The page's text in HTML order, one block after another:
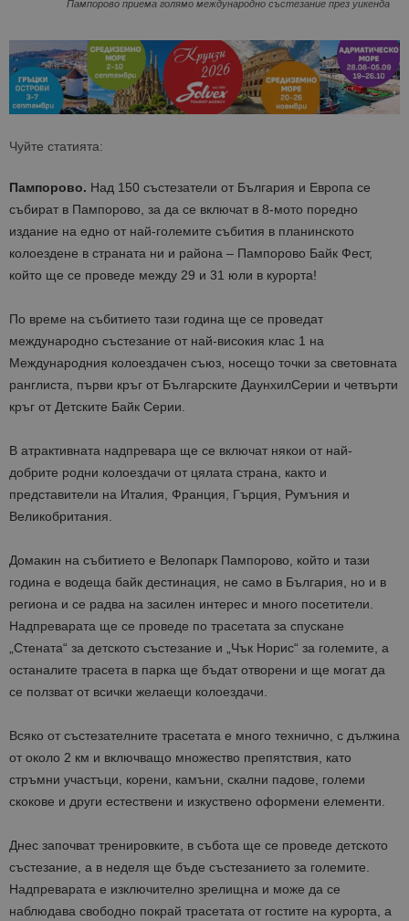
Пампорово приема голямо международно състезание през уикенда
Чуйте статията:
Пампорово. Над 150 състезатели от България и Европа се
събират в Пампорово, за да се включат в 8-мото поредно
издание на едно от най-големите събития в планинското
колоездене в страната ни и района – Пампорово Байк Фест,
който ще се проведе между 29 и 31 юли в курорта!
По време на събитието тази година ще се проведат
международно състезание от най-високия клас 1 на
Международния колоездачен съюз, носещо точки за световната
ранглиста, първи кръг от Българските ДаунхилСерии и четвърти
кръг от Детските Байк Серии.
В атрактивната надпревара ще се включат някои от най-
добрите родни колоездачи от цялата страна, както и
представители на Италия, Франция, Гърция, Румъния и
Великобритания.
Домакин на събитието е Велопарк Пампорово, който и тази
година е водеща байк дестинация, не само в България, но и в
региона и се радва на засилен интерес и много посетители.
Надпреварата ще се проведе по трасетата за спускане
„Стената“ за детското състезание и „Чък Норис“ за големите, а
останалите трасета в парка ще бъдат отворени и ще могат да
се ползват от всички желаещи колоездачи.
Всяко от състезателните трасетата е много технично, с дължина
от около 2 км и включващо множество препятствия, като
стръмни участъци, корени, камъни, скални падове, големи
скокове и други естествени и изкуствено оформени елементи.
Днес започват тренировките, в събота ще се проведе детското
състезание, а в неделя ще бъде състезанието за големите.
Надпреварата е изключително зрелищна и може да се
наблюдава свободно покрай трасетата от гостите на курорта, а